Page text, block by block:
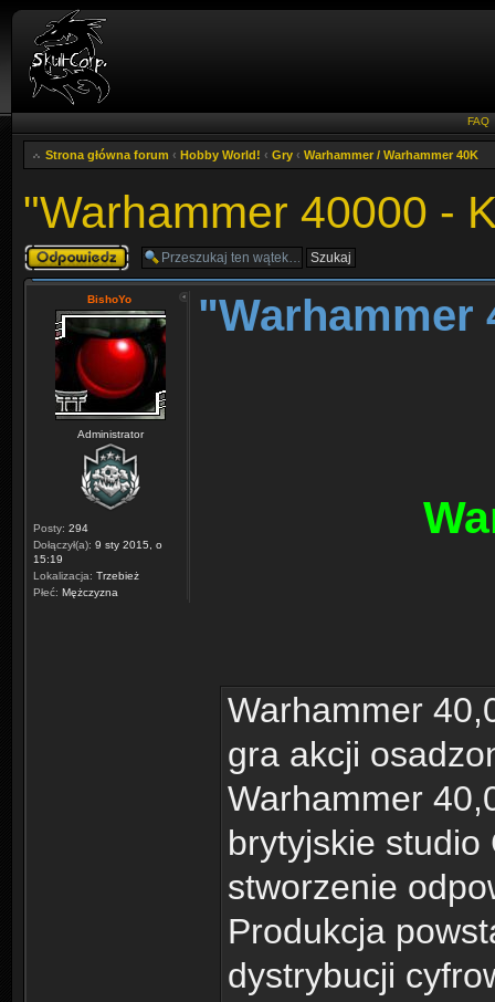
FAQ
Strona główna forum ‹ Hobby World! ‹ Gry ‹ Warhammer / Warhammer 40K
"Warhammer 40000 -
Odpowiedz
BishoYo
Administrator
Posty: 294
Dołączył(a): 9 sty 2015, o
15:19
Lokalizacja: Trzebież
Płeć: Mężczyzna
"Warhammer
Warhammer
gra akcji
Warhammer
brytyjskie
stworzenie
Produkcja
dystrybucji